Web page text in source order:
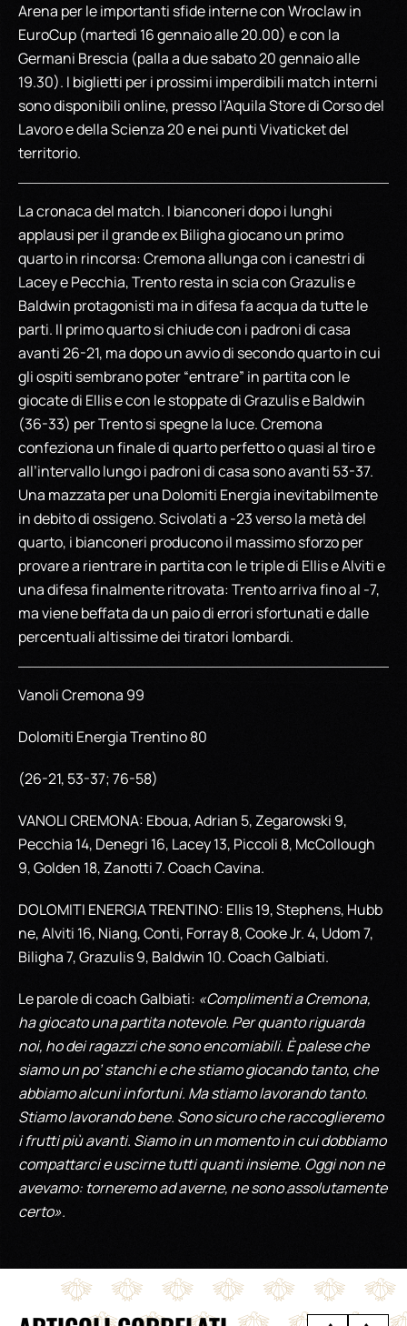
Arena per le importanti sfide interne con Wroclaw in
EuroCup (martedì 16 gennaio alle 20.00) e con la
Germani Brescia (palla a due sabato 20 gennaio alle
19.30). I biglietti per i prossimi imperdibili match interni
sono disponibili online, presso l’Aquila Store di Corso del
Lavoro e della Scienza 20 e nei punti Vivaticket del
territorio.
La cronaca del match. I bianconeri dopo i lunghi
applausi per il grande ex Biligha giocano un primo
quarto in rincorsa: Cremona allunga con i canestri di
Lacey e Pecchia, Trento resta in scia con Grazulis e
Baldwin protagonisti ma in difesa fa acqua da tutte le
parti. Il primo quarto si chiude con i padroni di casa
avanti 26-21, ma dopo un avvio di secondo quarto in cui
gli ospiti sembrano poter “entrare” in partita con le
giocate di Ellis e con le stoppate di Grazulis e Baldwin
(36-33) per Trento si spegne la luce. Cremona
confeziona un finale di quarto perfetto o quasi al tiro e
all’intervallo lungo i padroni di casa sono avanti 53-37.
Una mazzata per una Dolomiti Energia inevitabilmente
in debito di ossigeno. Scivolati a -23 verso la metà del
quarto, i bianconeri producono il massimo sforzo per
provare a rientrare in partita con le triple di Ellis e Alviti e
una difesa finalmente ritrovata: Trento arriva fino al -7,
ma viene beffata da un paio di errori sfortunati e dalle
percentuali altissime dei tiratori lombardi.
Vanoli Cremona 99
Dolomiti Energia Trentino 80
(26-21, 53-37; 76-58)
VANOLI CREMONA: Eboua, Adrian 5, Zegarowski 9,
Pecchia 14, Denegri 16, Lacey 13, Piccoli 8, McCollough
9, Golden 18, Zanotti 7. Coach Cavina.
DOLOMITI ENERGIA TRENTINO: Ellis 19, Stephens, Hubb
ne, Alviti 16, Niang, Conti, Forray 8, Cooke Jr. 4, Udom 7,
Biligha 7, Grazulis 9, Baldwin 10. Coach Galbiati.
Le parole di coach Galbiati: «Complimenti a Cremona,
ha giocato una partita notevole. Per quanto riguarda
noi, ho dei ragazzi che sono encomiabili. È palese che
siamo un po’ stanchi e che stiamo giocando tanto, che
abbiamo alcuni infortuni. Ma stiamo lavorando tanto.
Stiamo lavorando bene. Sono sicuro che raccoglieremo
i frutti più avanti. Siamo in un momento in cui dobbiamo
compattarci e uscirne tutti quanti insieme. Oggi non ne
avevamo: torneremo ad averne, ne sono assolutamente
certo».